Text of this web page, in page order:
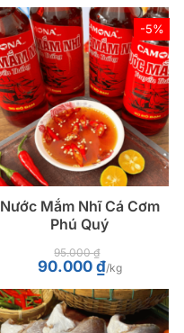
-5%
Nước Mắm Nhĩ Cá Cơm
Phú Quý
95.000₫
Giá
gốc
95.000 ₫.
90.000 ₫Giá
hiện
là:
90.000 ₫.
/kg